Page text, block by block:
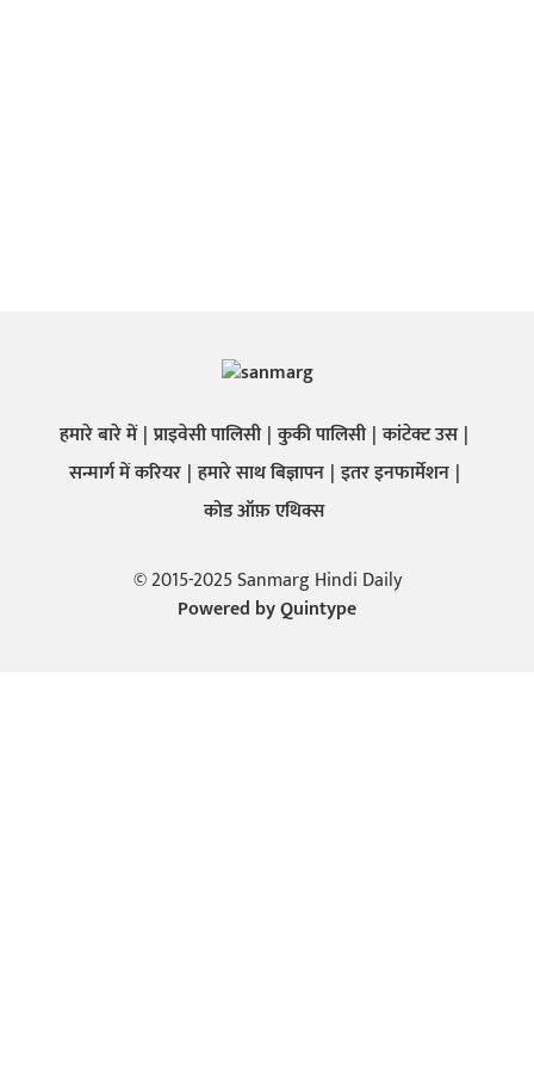
हमारे बारे में प्राइवेसी पालिसी कुकी पालिसी कांटेक्ट उस
सन्मार्ग में करियर हमारे साथ बिज्ञापन इतर इनफार्मेशन
कोड ऑफ़ एथिक्स
© 2015-2025 Sanmarg Hindi Daily
Powered byQuintype